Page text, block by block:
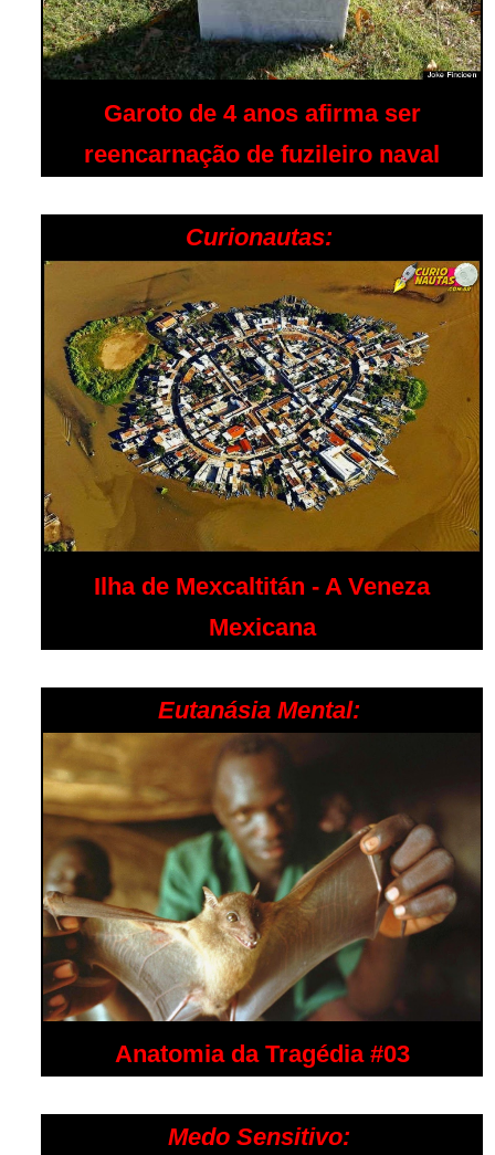
Garoto de 4 anos afirma ser
reencarnação de fuzileiro naval
Curionautas:
Ilha de Mexcaltitán - A Veneza
Mexicana
Eutanásia Mental:
Anatomia da Tragédia #03
Medo Sensitivo: